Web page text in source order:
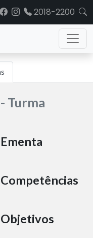
2018-2200
- Turma
Ementa
Competências
Objetivos